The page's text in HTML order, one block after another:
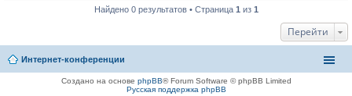
Найдено 0 результатов • Страница 1 из 1
Перейти
Интернет-конференции
Создано на основе phpBB® Forum Software © phpBB Limited
Русская поддержка phpBB